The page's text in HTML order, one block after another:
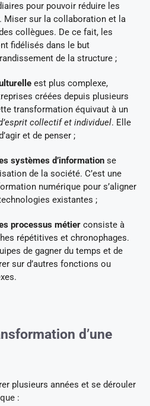
pour pouvoir réduire les
Miser sur la collaboration et la
collègues. De ce fait, les
fidélisés dans le but
de la structure ;
est plus complexe,
créées depuis plusieurs
transformation équivaut à un
collectif et individuel. Elle
et de penser ;
systèmes d’information se
de la société. C’est une
numérique pour s’aligner
existantes ;
processus métier consiste à
répétitives et chronophages.
de gagner du temps et de
sur d’autres fonctions ou
d’une
plusieurs années et se dérouler
: